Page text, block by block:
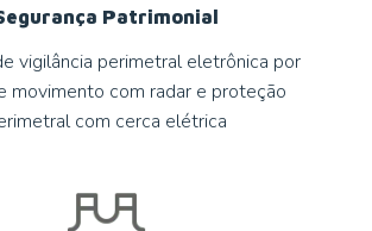
Patrimonial
vigilância perimetral eletrônica por
movimento com radar e proteção
com cerca elétrica